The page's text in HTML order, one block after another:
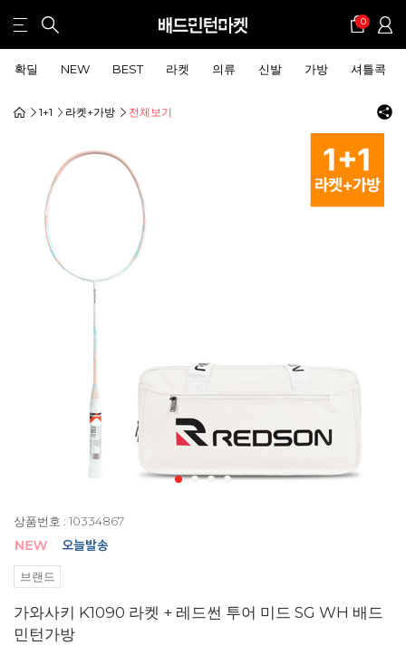
0
확딜 NEW BEST 라켓 의류 신발 가방 셔틀콕
1+1 라켓+가방 전체보기
상품번호 : 10334867
브랜드
가와사키 K1090 라켓 + 레드썬 투어 미드 SG WH 배드
민턴가방